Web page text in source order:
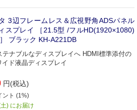
3辺フレームレス＆広視野角ADSパネル
スプレイ ［21.5型 /フルHD(1920×1080)
ブラック KH-A221DB
テナブルなディスプレイへ HDMI標準添付の
イド液晶ディスプレイ
円(税込)
ント (1%)
) にお届け